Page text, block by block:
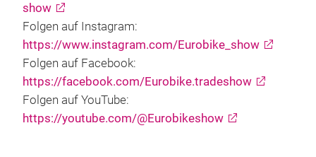
show
Folgen auf Instagram:
https://www.instagram.com/Eurobike_show
Folgen auf Facebook:
https://facebook.com/Eurobike.tradeshow
Folgen auf YouTube:
https://youtube.com/@Eurobikeshow